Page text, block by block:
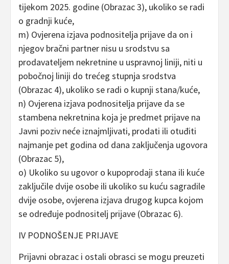
tijekom 2025. godine (Obrazac 3), ukoliko se radi
o gradnji kuće,
m) Ovjerena izjava podnositelja prijave da on i
njegov bračni partner nisu u srodstvu sa
prodavateljem nekretnine u uspravnoj liniji, niti u
pobočnoj liniji do trećeg stupnja srodstva
(Obrazac 4), ukoliko se radi o kupnji stana/kuće,
n) Ovjerena izjava podnositelja prijave da se
stambena nekretnina koja je predmet prijave na
Javni poziv neće iznajmljivati, prodati ili otuđiti
najmanje pet godina od dana zaključenja ugovora
(Obrazac 5),
o) Ukoliko su ugovor o kupoprodaji stana ili kuće
zaključile dvije osobe ili ukoliko su kuću sagradile
dvije osobe, ovjerena izjava drugog kupca kojom
se određuje podnositelj prijave (Obrazac 6).
IV PODNOŠENJE PRIJAVE
Prijavni obrazac i ostali obrasci se mogu preuzeti